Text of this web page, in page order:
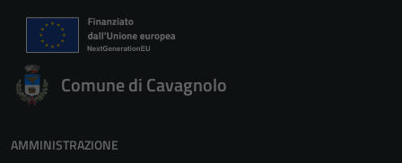
Comune di Cavagnolo
AMMINISTRAZIONE